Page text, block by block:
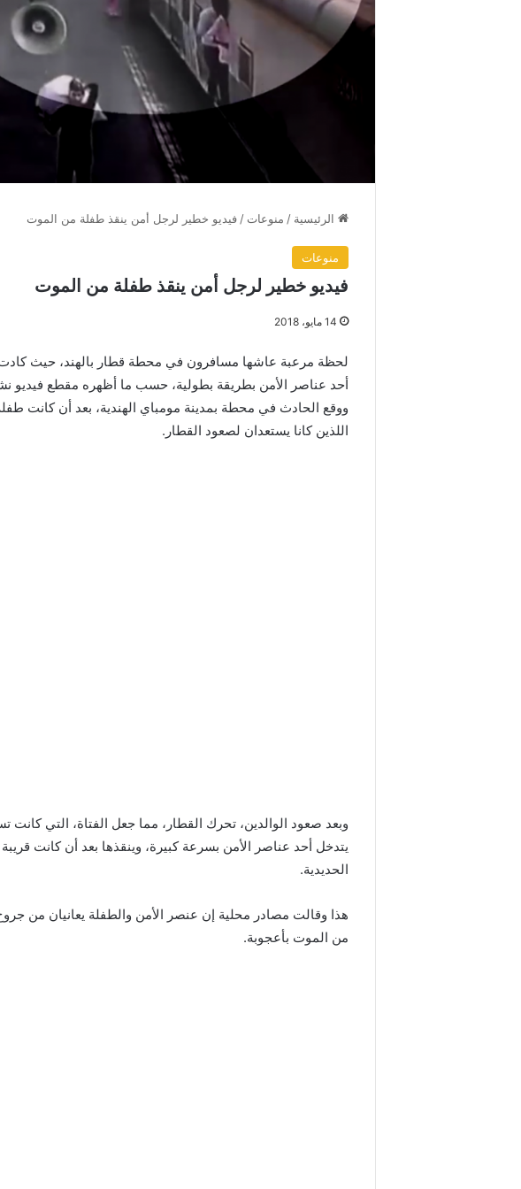
الرئيسية / منوعات / فيديو خطير لرجل أمن ينقذ طفلة من الموت
منوعات
فيديو خطير لرجل أمن ينقذ طفلة من الموت
14 مايو، 2018
لحظة مرعبة عاشها مسافرون في محطة قطار بالهند، حيث
أحد عناصر الأمن بطريقة بطولية، حسب ما أظهره مقطع فيديو
اللذين كانا يستعدان لصعود القطار.
وبعد صعود الوالدين، تحرك القطار، مما جعل الفتاة، التي كانت
يتدخل أحد عناصر الأمن بسرعة كبيرة، وينقذها بعد أن كانت
الحديدية.
هذا وقالت مصادر محلية إن عنصر الأمن والطفلة يعانيان من
من الموت بأعجوبة.